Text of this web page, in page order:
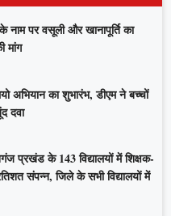
पर वसूली और खानापूर्ति का
मांग
अभियान का शुभारंभ, डीएम ने बच्चों
दवा
प्रखंड के 143 विद्यालयों में शिक्षक-
संपन्न, जिले के सभी विद्यालयों में